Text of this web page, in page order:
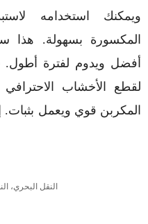
ويمكنك استخدامه
المكسورة بسهولة.
أفضل ويدوم لفترة أطول.
لقطع الأخشاب الاحترافي
المكربن ​​قوي ويعمل بثبات.
النقل البحري،